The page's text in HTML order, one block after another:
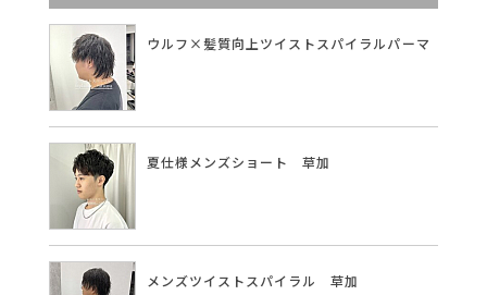
ウルフ×髪質向上ツイストスパイラルパーマ
夏仕様メンズショート 草加
メンズツイストスパイラル 草加